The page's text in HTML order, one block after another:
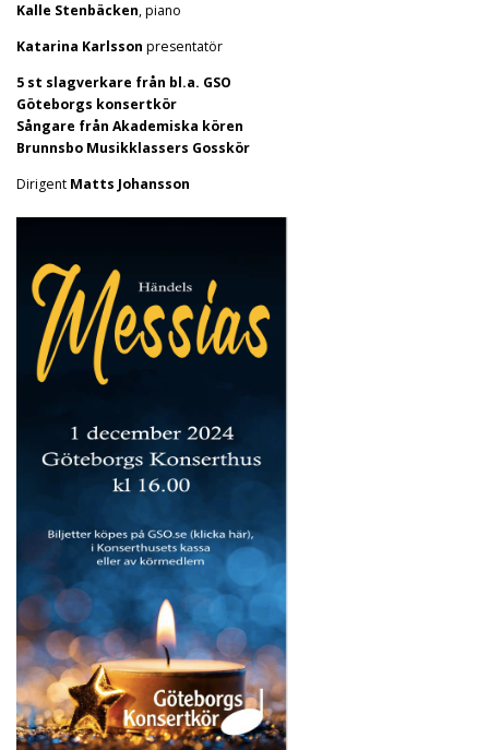
Kalle Stenbäcken, piano
Katarina Karlsson presentatör
5 st slagverkare från bl.a. GSO
Göteborgs konsertkör
Sångare från Akademiska kören
Brunnsbo Musikklassers Gosskör
Dirigent Matts Johansson